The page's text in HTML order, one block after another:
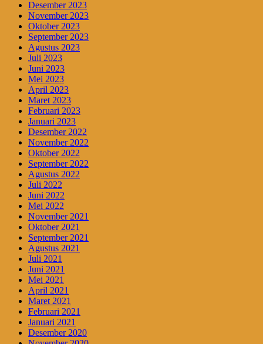
Desember 2023
November 2023
Oktober 2023
September 2023
Agustus 2023
Juli 2023
Juni 2023
Mei 2023
April 2023
Maret 2023
Februari 2023
Januari 2023
Desember 2022
November 2022
Oktober 2022
September 2022
Agustus 2022
Juli 2022
Juni 2022
Mei 2022
November 2021
Oktober 2021
September 2021
Agustus 2021
Juli 2021
Juni 2021
Mei 2021
April 2021
Maret 2021
Februari 2021
Januari 2021
Desember 2020